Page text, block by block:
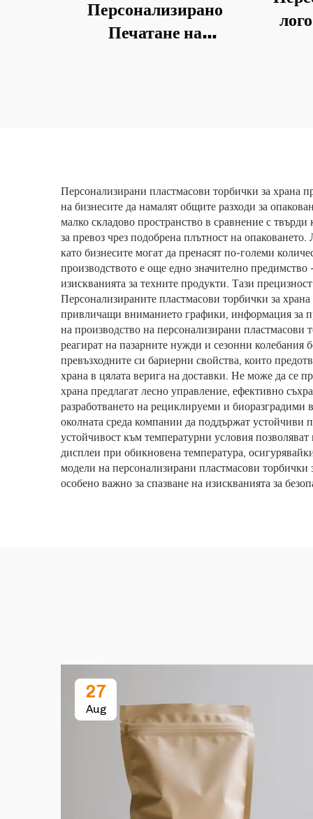
Персонализирано
Печатане на
Миризма Пет Торбичка
Персонализирани пластмасови торбички за храна
на бизнесите да намалят общите разходи за
малко складово пространство в сравнение с
за превоз чрез подобрена плътност на
като бизнесите могат да пренасят по-големи
производството е още едно значително
изискванията за техните продукти. Тази
Персонализираните пластмасови торбички за
привличащи вниманието графики, информация за
на производство на персонализирани пластмасови
реагират на пазарните нужди и сезонни колебания
превъзходните си бариерни свойства, които
храна в цялата верига на доставки. Не може да се
храна предлагат лесно управление, ефективно
разработването на рециклируеми и биоразградими
околната среда компании да поддържат устойчиви
устойчивост към температурни условия
дисплеи при обикновена температура,
модели на персонализирани пластмасови торбички
особено важно за спазване на изискванията за
27
Aug